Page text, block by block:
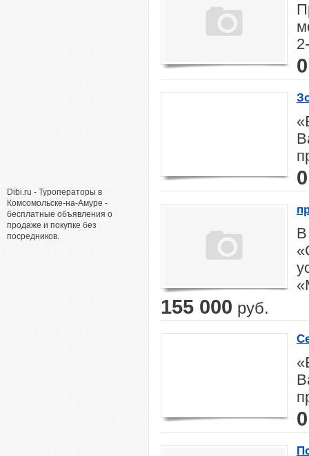
Dibi.ru - Туроператоры в
Комсомольске-на-Амуре -
бесплатные объявления о
продаже и покупке без
посредников.
0
0
В
155 000 руб.
0